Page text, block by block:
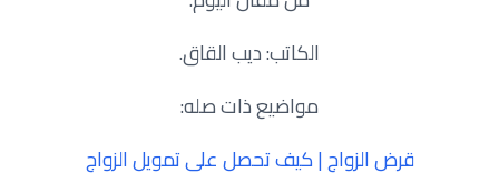
الكاتب: ديب القاق.
مواضيع ذات صله:
قرض الزواج | كيف تحصل على تمويل الزواج